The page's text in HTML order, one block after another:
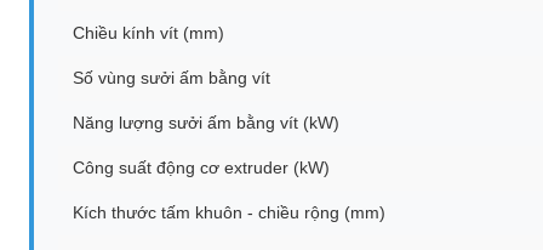
Chiều kính vít (mm)
Số vùng sưởi ấm bằng vít
Năng lượng sưởi ấm bằng vít (kW)
Công suất động cơ extruder (kW)
Kích thước tấm khuôn - chiều rộng (mm)